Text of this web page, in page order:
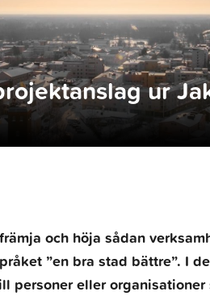
ur
och höja sådan
”en bra stad bättre”. I
personer eller